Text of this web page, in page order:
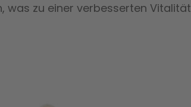
was zu einer verbesserten Vitalität